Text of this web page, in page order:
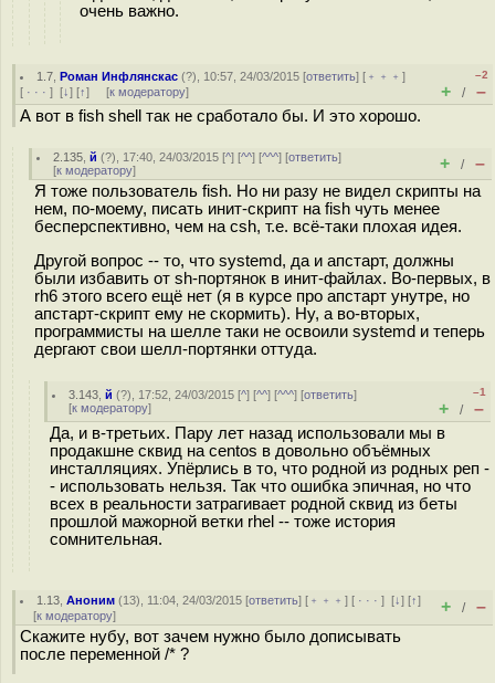
очень важно.
1.7 ,Роман Инфлянскас (?), 10:57, 24/03/2015 [ответить] [ ﹢﹢﹢]
[ · · · ] [↓] [↑] [к модератору]
–2
+ / –
А вот в fish shell так не сработало бы. И это хорошо.
2.135 ,й (?), 17:40, 24/03/2015 [^] [^^] [^^^] [ответить]
[к модератору] + / –
Я тоже пользователь fish. Но ни разу не видел скрипты на
нем, по-моему, писать инит-скрипт на fish чуть менее
бесперспективно, чем на csh, т.е. всё-таки плохая идея.
Другой вопрос -- то, что systemd, да и апстарт, должны
были избавить от sh-портянок в инит-файлах. Во-первых, в
rh6 этого всего ещё нет (я в курсе про апстарт унутре, но
апстарт-скрипт ему не скормить). Ну, а во-вторых,
программисты на шелле таки не освоили systemd и теперь
дергают свои шелл-портянки оттуда.
3.143 ,й (?), 17:52, 24/03/2015 [^] [^^] [^^^] [ответить]
[к модератору]
–1
+ / –
Да, и в-третьих. Пару лет назад использовали мы в
продакшне сквид на centos в довольно объёмных
инсталляциях. Упёрлись в то, что родной из родных реп -
- использовать нельзя. Так что ошибка эпичная, но что
всех в реальности затрагивает родной сквид из беты
прошлой мажорной ветки rhel -- тоже история
сомнительная.
1.13 ,Аноним (13), 11:04, 24/03/2015 [ответить] [ ﹢﹢﹢] [ · · ·][↓] [↑]
[к модератору] + / –
Скажите нубу, вот зачем нужно было дописывать
после переменной /* ?